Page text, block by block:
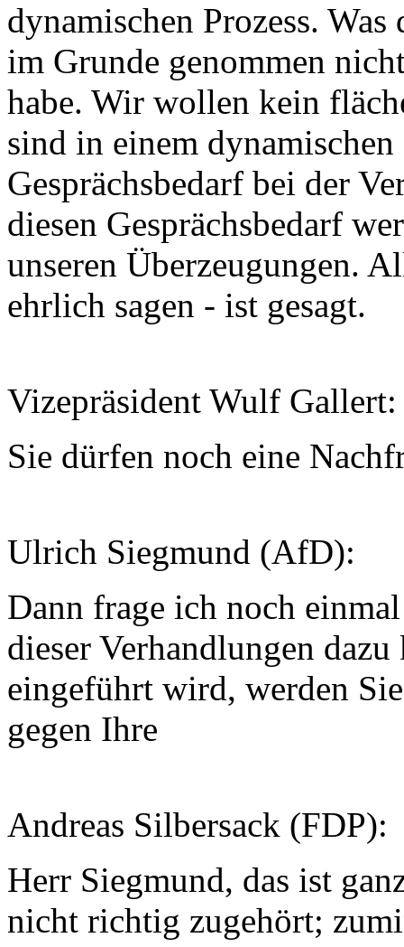
dynamischen Prozess.
im Grunde genommen
habe. Wir wollen kein
sind in einem
Gesprächsbedarf bei der
diesen Gesprächsbedarf
unseren Überzeugungen.
ehrlich sagen - ist gesagt.
Vizepräsident Wulf Gallert:
Sie dürfen noch eine
Ulrich Siegmund (AfD):
Dann frage ich noch
dieser Verhandlungen
eingeführt wird, werden
gegen Ihre
Andreas Silbersack (FDP):
Herr Siegmund, das ist
nicht richtig zugehört;